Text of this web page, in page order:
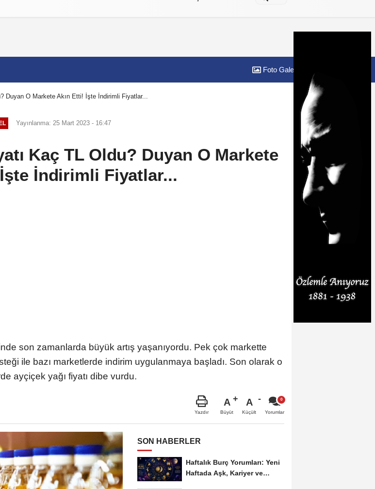
Foto Galeri
Duyan O Markete Akın Etti! İşte İndirimli Fiyatlar...
Yayınlanma: 25 Mart 2023 - 16:47
Kaç TL Oldu? Duyan O Markete
İndirimli Fiyatlar...
son zamanlarda büyük artış yaşanıyordu. Pek çok markette
ile bazı marketlerde indirim uygulanmaya başladı. Son olarak o
ayçiçek yağı fiyatı dibe vurdu.
Yazdır
A
Büyüt
A
Küçült Yorumlar
SON HABERLER
Haftalık Burç Yorumları: Yeni
Haftada Aşk, Kariyer ve